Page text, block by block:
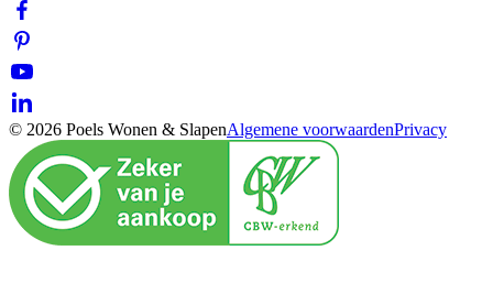
© 2026 Poels Wonen & SlapenAlgemene voorwaardenPrivacy